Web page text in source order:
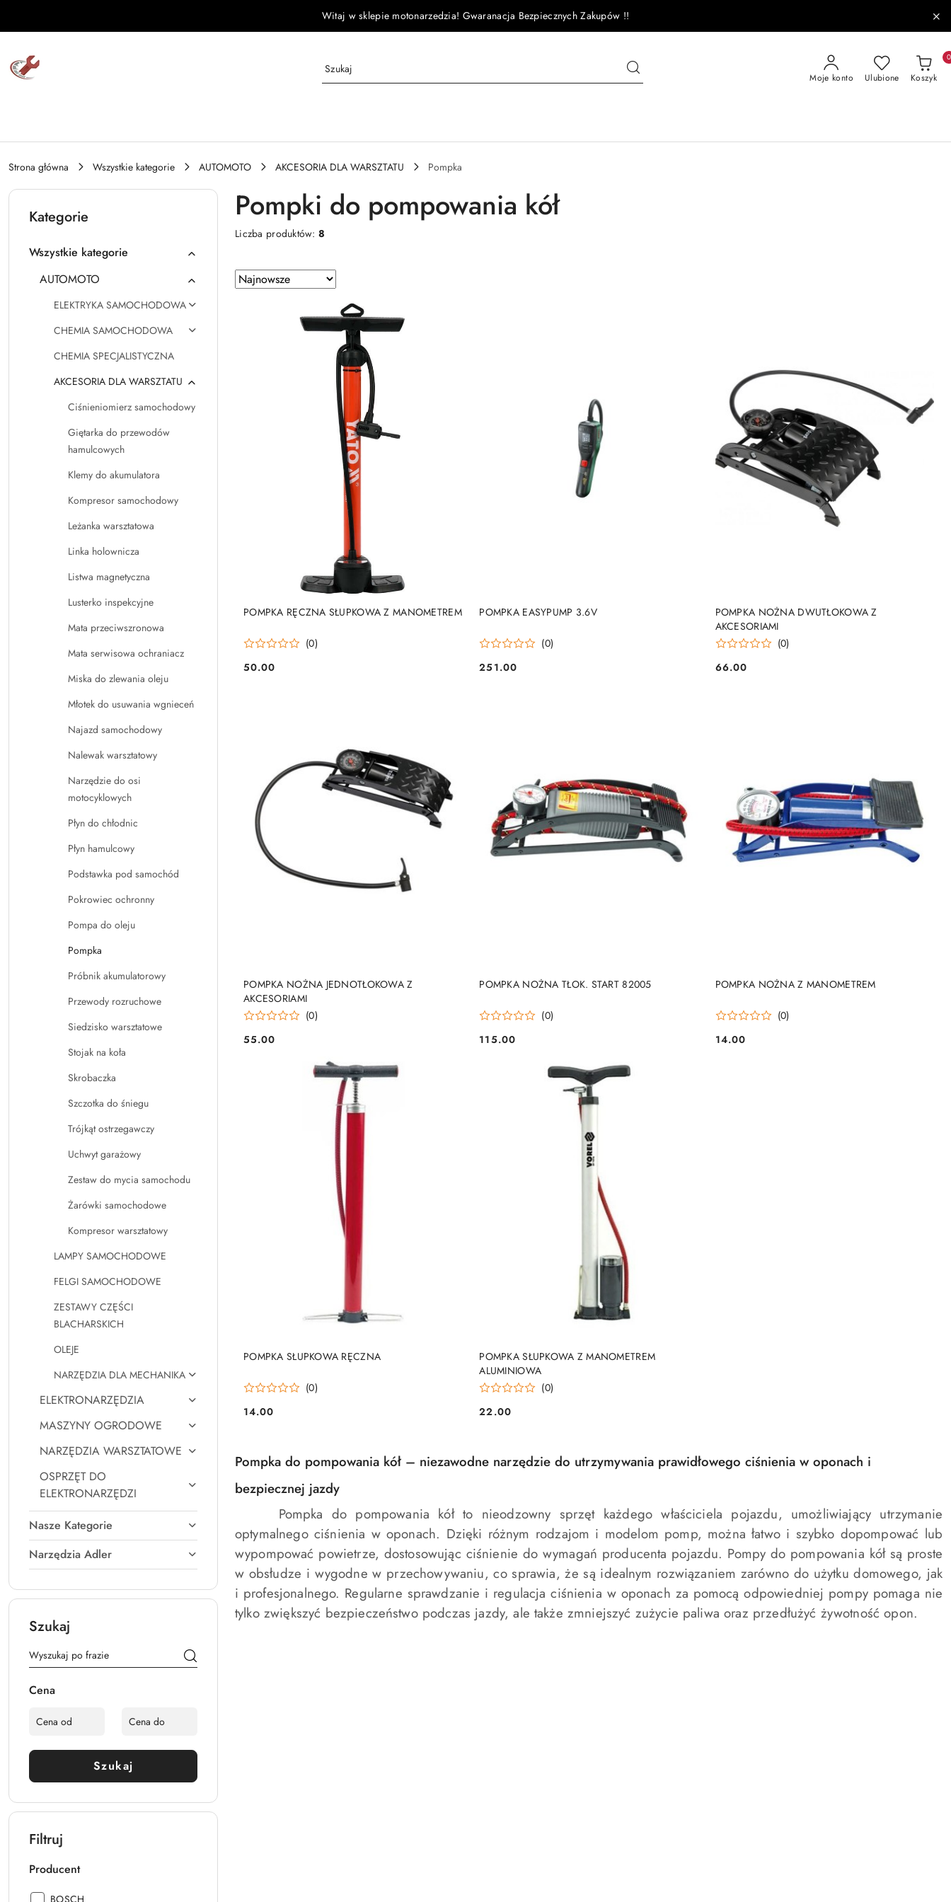
Witaj w sklepie motonarzedzia! Gwaranacja Bezpiecznych Zakupów !!
Moje konto Ulubione Koszyk
0
Strona główna Wszystkie kategorie AUTOMOTO AKCESORIA DLA WARSZTATU Pompka
Kategorie
Wszystkie kategorie
AUTOMOTO
ELEKTRYKA SAMOCHODOWA
CHEMIA SAMOCHODOWA
CHEMIA SPECJALISTYCZNA
AKCESORIA DLA WARSZTATU
Ciśnieniomierz samochodowy
Giętarka do przewodów
hamulcowych
Klemy do akumulatora
Kompresor samochodowy
Leżanka warsztatowa
Linka holownicza
Listwa magnetyczna
Lusterko inspekcyjne
Mata przeciwszronowa
Mata serwisowa ochraniacz
Miska do zlewania oleju
Młotek do usuwania wgnieceń
Najazd samochodowy
Nalewak warsztatowy
Narzędzie do osi
motocyklowych
Płyn do chłodnic
Płyn hamulcowy
Podstawka pod samochód
Pokrowiec ochronny
Pompa do oleju
Pompka
Próbnik akumulatorowy
Przewody rozruchowe
Siedzisko warsztatowe
Stojak na koła
Skrobaczka
Szczotka do śniegu
Trójkąt ostrzegawczy
Uchwyt garażowy
Zestaw do mycia samochodu
Żarówki samochodowe
Kompresor warsztatowy
LAMPY SAMOCHODOWE
FELGI SAMOCHODOWE
ZESTAWY CZĘŚCI
BLACHARSKICH
OLEJE
NARZĘDZIA DLA MECHANIKA
ELEKTRONARZĘDZIA
MASZYNY OGRODOWE
NARZĘDZIA WARSZTATOWE
OSPRZĘT DO
ELEKTRONARZĘDZI
Nasze Kategorie
Narzędzia Adler
Szukaj
Cena
Szukaj
Filtruj
Producent
Producent:
BOSCH
Pompki do pompowania kół
Liczba produktów:8
Zastosowano
sortowanie:
Sortuj
według
POMPKA RĘCZNA SŁUPKOWA Z MANOMETREM
(0)
Cena:
50.00
DO KOSZYKA POMPKA EASYPUMP 3.6V
(0)
Cena:
251.00
DO KOSZYKA
POMPKA NOŻNA DWUTŁOKOWA Z
AKCESORIAMI
(0)
Cena:
66.00
DO KOSZYKA
POMPKA NOŻNA JEDNOTŁOKOWA Z
AKCESORIAMI
(0)
Cena:
55.00
DO KOSZYKA POMPKA NOŻNA TŁOK. START 82005
(0)
Cena:
115.00
DO KOSZYKA POMPKA NOŻNA Z MANOMETREM
(0)
Cena:
14.00
DO KOSZYKA
POMPKA SŁUPKOWA RĘCZNA
(0)
Cena:
14.00
DO KOSZYKA
POMPKA SŁUPKOWA Z MANOMETREM
ALUMINIOWA
(0)
Cena:
22.00
DO KOSZYKA
Pompka do pompowania kół – niezawodne narzędzie do utrzymywania prawidłowego ciśnienia w oponach i
bezpiecznej jazdy
Pompka do pompowania kół to nieodzowny sprzęt każdego właściciela pojazdu, umożliwiający utrzymanie
optymalnego ciśnienia w oponach. Dzięki różnym rodzajom i modelom pomp, można łatwo i szybko dopompować lub
wypompować powietrze, dostosowując ciśnienie do wymagań producenta pojazdu. Pompy do pompowania kół są proste
w obsłudze i wygodne w przechowywaniu, co sprawia, że są idealnym rozwiązaniem zarówno do użytku domowego, jak
i profesjonalnego. Regularne sprawdzanie i regulacja ciśnienia w oponach za pomocą odpowiedniej pompy pomaga nie
tylko zwiększyć bezpieczeństwo podczas jazdy, ale także zmniejszyć zużycie paliwa oraz przedłużyć żywotność opon.